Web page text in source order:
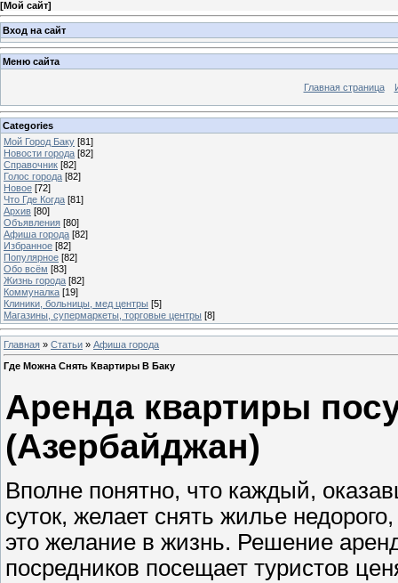
[Мой сайт]
Вход на сайт
Меню сайта
Главная страница
Categories
Мой Город Баку [81]
Новости города [82]
Справочник [82]
Голос города [82]
Новое [72]
Что Где Когда [81]
Архив [80]
Объявления [80]
Афиша города [82]
Избранное [82]
Популярное [82]
Обо всём [83]
Жизнь города [82]
Коммуналка [19]
Клиники, больницы, мед центры [5]
Магазины, супермаркеты, торговые центры [8]
Главная » Статьи » Афиша города
Где Можна Снять Квартиры В Баку
Аренда квартиры
(Азербайджан)
Вполне понятно, что каждый,
суток, желает снять жилье
это желание в жизнь. Решение
посредников посещает туристов